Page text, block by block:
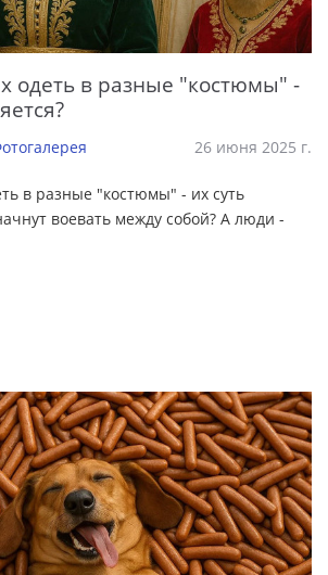
одеть в разные "костюмы" -
26 июня 2025 г.
в разные "костюмы" - их суть
воевать между собой? А люди -